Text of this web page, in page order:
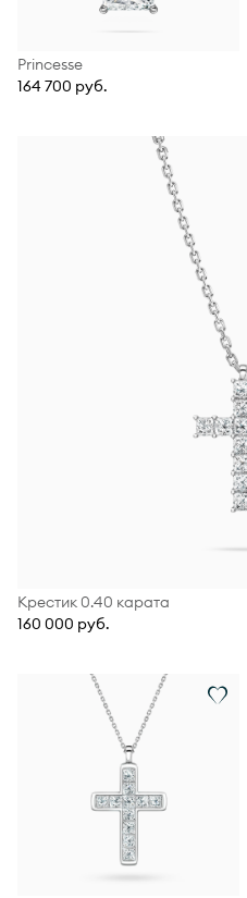
Princesse
164 700 руб.
Крестик 0.40 карата
160 000 руб.